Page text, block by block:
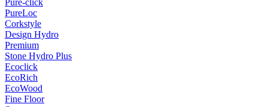
Pure-click
PureLoc
Corkstyle
Design Hydro
Premium
Stone Hydro Plus
Ecoclick
EcoRich
EcoWood
Fine Floor